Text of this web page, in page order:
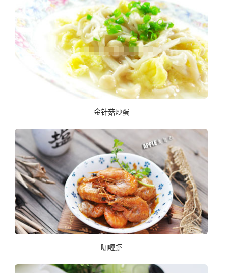
金针菇炒蛋
咖喱虾